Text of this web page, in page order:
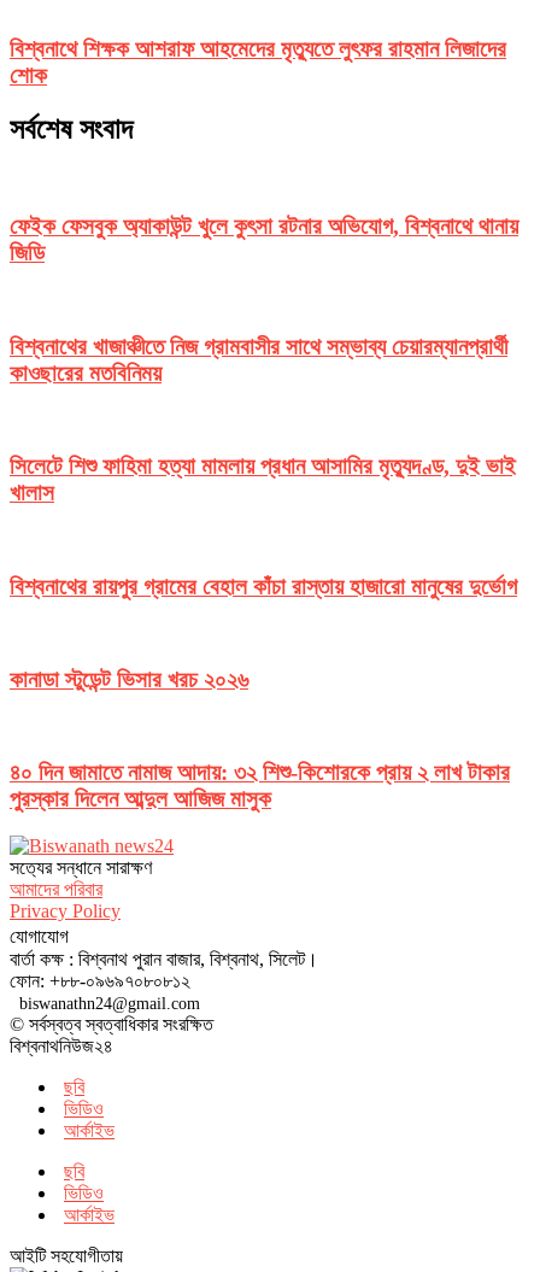
বিশ্বনাথে শিক্ষক আশরাফ আহমেদের মৃত্যুতে লুৎফর রাহমান লিজাদের
শোক
সর্বশেষ সংবাদ
ফেইক ফেসবুক অ্যাকাউন্ট খুলে কুৎসা রটনার অভিযোগ, বিশ্বনাথে থানায়
জিডি
বিশ্বনাথের খাজাঞ্চীতে নিজ গ্রামবাসীর সাথে সম্ভাব্য চেয়ারম্যানপ্রার্থী
কাওছারের মতবিনিময়
সিলেটে শিশু ফাহিমা হত্যা মামলায় প্রধান আসামির মৃত্যুদণ্ড, দুই ভাই
খালাস
বিশ্বনাথের রায়পুর গ্রামের বেহাল কাঁচা রাস্তায় হাজারো মানুষের দুর্ভোগ
কানাডা স্টুডেন্ট ভিসার খরচ ২০২৬
৪০ দিন জামাতে নামাজ আদায়: ৩২ শিশু-কিশোরকে প্রায় ২ লাখ টাকার
পুরস্কার দিলেন আব্দুল আজিজ মাসুক
সত‌্যের সন্ধানে সারাক্ষণ
আমাদের পরিবার
Privacy Policy
যোগাযোগ
বার্তা কক্ষ : বিশ্বনাথ পুরান বাজার, বিশ্বনাথ, সিলেট।
ফোন: +৮৮-০৯৬৯৭০৮০৮১২
biswanathn24@gmail.com
© সর্বস্বত্ব স্বত্বাধিকার সংরক্ষিত
বিশ্বনাথনিউজ২৪
ছবি
ভিডিও
আর্কাইভ
ছবি
ভিডিও
আর্কাইভ
আইটি সহযোগীতায়